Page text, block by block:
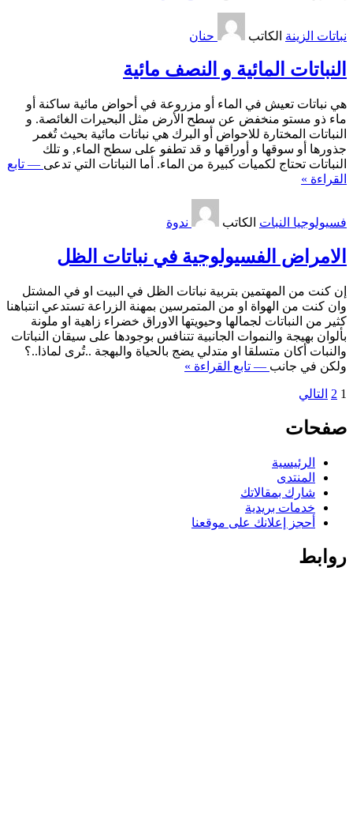
نباتات الزينة الكاتب حنان
النباتات المائية و النصف مائية
هي نباتات تعيش في الماء أو مزروعة في أحواض مائية ساكنة أو
ماء ذو مستو منخفض عن سطح الأرض مثل البحيرات الغائصة. و
النباتات المختارة للاحواض أو البرك هي نباتات مائية بحيث تُغمر
جذورها أو سوقها و أوراقها و قد تطفو على سطح الماء, و تلك
النباتات تحتاج لكميات كبيرة من الماء. أما النباتات التي تدعى — تابع
القراءة »
فسيولوجيا النبات الكاتب ندوة
الامراض الفسيولوجية في نباتات الظل
إن كنت من المهتمين بتربية نباتات الظل في البيت او في المشتل
وان كنت من الهواة او من المتمرسين بمهنة الزراعة تستدعي انتباهنا
كثير من النباتات لجمالها وحيويتها الاوراق خضراء زاهية او ملونة
بألوان بهيجة والنموات الجانبية تتنافس بوجودها على سيقان النباتات
والنبات أكان متسلقا او متدلي يضج بالحياة والبهجة ..تُرى لماذا..؟
ولكن في جانب — تابع القراءة »
تعدد
صفحات
المقالات
1
2 التالي
صفحات
الرئيسية
المنتدى
شارك بمقالاتك
خدمات بريدية
أحجز إعلانك على موقعنا
روابط